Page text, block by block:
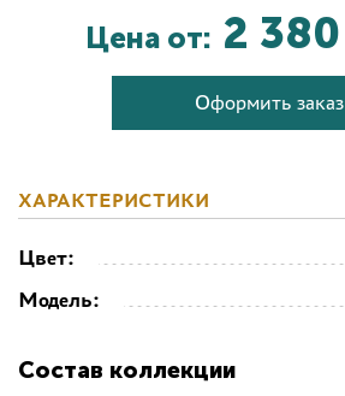
Цена от: 2 380
Оформить заказ
ХАРАКТЕРИСТИКИ
Цвет:
Модель:
Состав коллекции